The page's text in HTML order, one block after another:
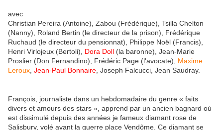
avec
Christian Pereira (Antoine), Zabou (Frédérique), Tsilla Chelton
(Nanny), Roland Bertin (le directeur de la prison), Frédérique
Ruchaud (le directeur du pensionnat), Philippe Noël (Francis),
Henri Virlojeux (Bertoli), Dora Doll (la baronne), Jean-Marie
Proslier (Don Fernandino), Frédéric Page (l'avocate), Maxime
Leroux Jean-Paul Bonnaire , Joseph Falcucci, Jean Saudray.
François, journaliste dans un hebdomadaire du genre « faits
divers et amours des stars », apprend par un ancien bagnard où
est dissimulé depuis des années je fameux diamant rose de
Salisbury, volé avant la guerre place Vendôme. Ce diamant se